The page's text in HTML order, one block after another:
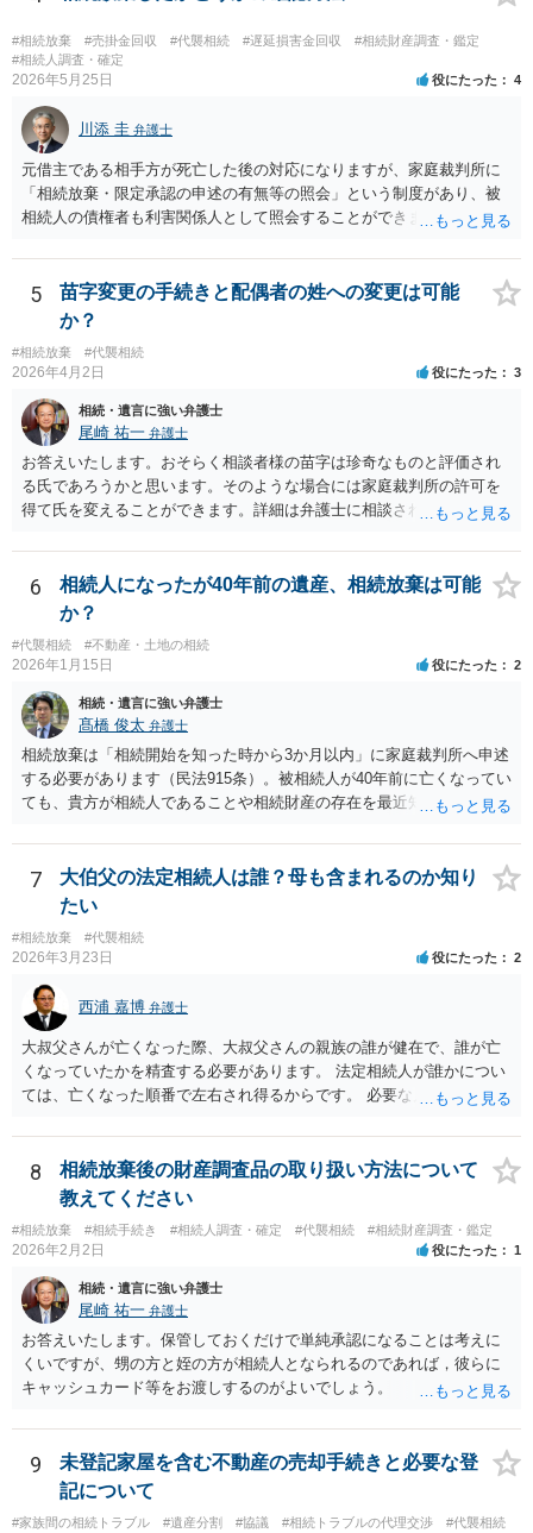
の財産を名義移転することはできません。 もちろん、祖父の遺言書が
あれば話は別です。 さらに詳しいことは、相続財産に関する資料や戸
籍類をもって、お近くの弁護士に相談されることをお勧めします。
#相続放棄 #売掛金回収 #代襲相続 #遅延損害金回収
#相続財産調査・鑑定
#相続人調査・確定
2026年5月25日 役にたった 4
川添 圭 弁護士
元借主である相手方が死亡した後の対応になりますが、家庭裁判所に
「相続放棄・限定承認の申述の有無等の照会」という制度があり、被
相続人の債権者も利害関係人として照会することができます。照会を
して被相続人の最後の住所地を管轄する家庭裁判所）となります。照
会申請者の本人確認資料のほか、被相続人の相続関係の戸籍謄本類や
債権の存在を示す証拠資料などが必要になります。裁判所ウェブサイ
トで案内されていることが多いので、管轄裁判所のホームページを確
認してみてください。
5
苗字変更の手続きと配偶者の姓への変更は可能
か？
#相続放棄 #代襲相続
2026年4月2日 役にたった 3
相続・遺言に強い弁護士
尾崎 祐一 弁護士
お答えいたします。おそらく相談者様の苗字は珍奇なものと評価され
る氏であろうかと思います。そのような場合には家庭裁判所の許可を
得て氏を変えることができます。詳細は弁護士に相談されるのが宜し
6
相続人になったが40年前の遺産、相続放棄は可能
か？
#代襲相続 #不動産・土地の相続
2026年1月15日 役にたった 2
相続・遺言に強い弁護士
髙橋 俊太 弁護士
相続放棄は「相続開始を知った時から3か月以内」に家庭裁判所へ申述
する必要があります（民法915条）。被相続人が40年前に亡くなってい
ても、貴方が相続人であることや相続財産の存在を最近知ったのであ
ります。最寄りの弁護士などにまずは相談した方がよいでしょう。
7
大伯父の法定相続人は誰？母も含まれるのか知り
たい
#相続放棄 #代襲相続
2026年3月23日 役にたった 2
西浦 嘉博 弁護士
大叔父さんが亡くなった際、大叔父さんの親族の誰が健在で、誰が亡
くなっていたかを精査する必要があります。 法定相続人が誰かについ
ては、亡くなった順番で左右され得るからです。 必要な戸籍謄本を揃
8
相続放棄後の財産調査品の取り扱い方法について
教えてください
#相続放棄 #相続手続き #相続人調査・確定 #代襲相続 #相続財産調査・鑑定
2026年2月2日 役にたった 1
相続・遺言に強い弁護士
尾崎 祐一 弁護士
お答えいたします。保管しておくだけで単純承認になることは考えに
くいですが、甥の方と姪の方が相続人となられるのであれば，彼らに
キャッシュカード等をお渡しするのがよいでしょう。
9
未登記家屋を含む不動産の売却手続きと必要な登
記について
#家族間の相続トラブル #遺産分割 #協議 #相続トラブルの代理交渉
#代襲相続